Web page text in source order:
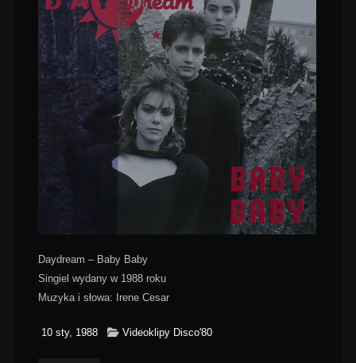
Daydream – Baby Baby
Singiel wydany w 1988 roku
Muzyka i słowa: Irene Cesar
10 sty, 1988 Videoklipy Disco'80